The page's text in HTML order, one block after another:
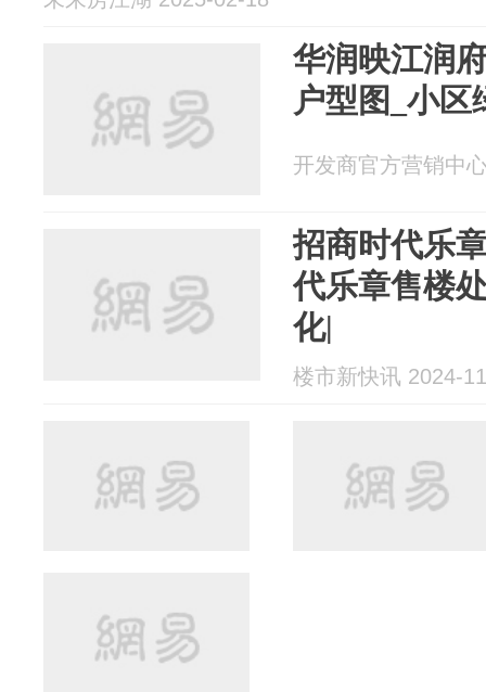
华润映江润
户型图_小区
开发商官方营销中
招商时代乐
代乐章售楼
化|
楼市新快讯 2024-